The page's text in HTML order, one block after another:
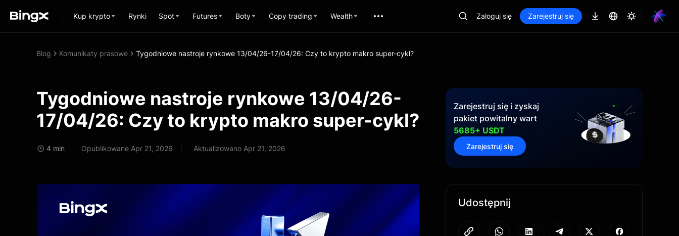
Kup krypto Rynki Spot Futures Boty Copy trading Wealth Zaloguj się Zarejestruj się
Blog Komunikaty prasowe Tygodniowe nastroje rynkowe 13/04/26-17/04/26: Czy to krypto makro super-cykl?
Tygodniowe nastroje rynkowe 13/04/26-
17/04/26: Czy to krypto makro super-cykl?
4 min Opublikowane Apr 21, 2026 Aktualizowano Apr 21, 2026
Zarejestruj się i zyskaj
pakiet powitalny wart
5685+ USDT
Zarejestruj się
Udostępnij